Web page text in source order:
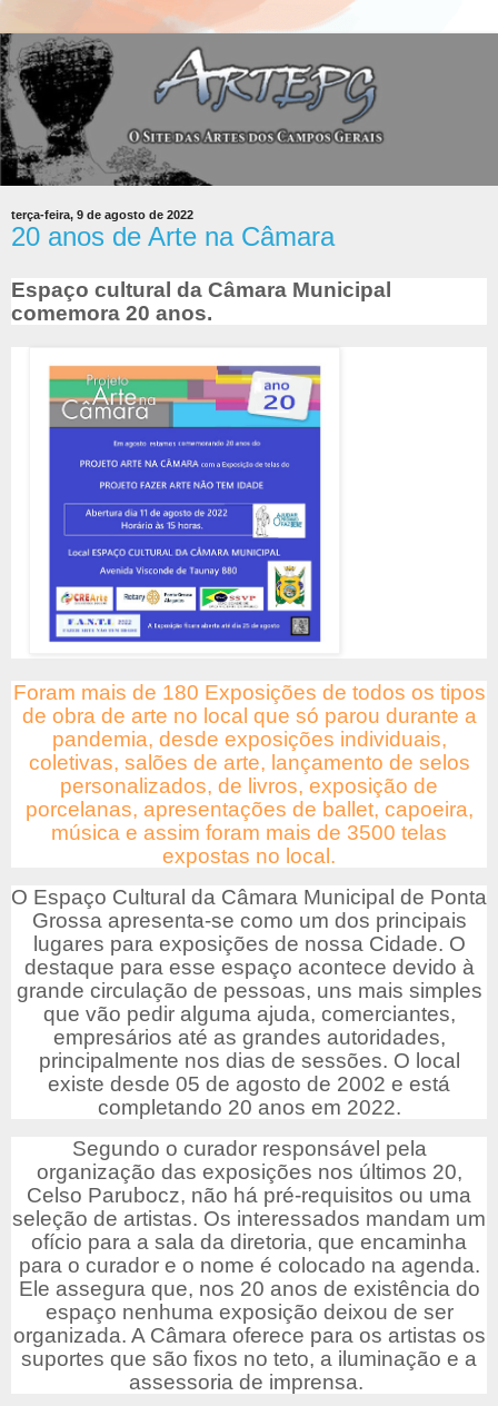
terça-feira, 9 de agosto de 2022
20 anos de Arte na Câmara
Espaço cultural da Câmara Municipal
comemora 20 anos.
Foram mais de 180 Exposições de todos os tipos
de obra de arte no local que só parou durante a
pandemia, desde exposições individuais,
coletivas, salões de arte, lançamento de selos
personalizados, de livros, exposição de
porcelanas, apresentações de ballet, capoeira,
música e assim foram mais de 3500 telas
expostas no local.
O Espaço Cultural da Câmara Municipal de Ponta
Grossa apresenta-se como um dos principais
lugares para exposições de nossa Cidade. O
destaque para esse espaço acontece devido à
grande circulação de pessoas, uns mais simples
que vão pedir alguma ajuda, comerciantes,
empresários até as grandes autoridades,
principalmente nos dias de sessões. O local
existe desde 05 de agosto de 2002 e está
completando 20 anos em 2022.
Segundo o curador responsável pela
organização das exposições nos últimos 20,
Celso Parubocz, não há pré-requisitos ou uma
seleção de artistas. Os interessados mandam um
ofício para a sala da diretoria, que encaminha
para o curador e o nome é colocado na agenda.
Ele assegura que, nos 20 anos de existência do
espaço nenhuma exposição deixou de ser
organizada. A Câmara oferece para os artistas os
suportes que são fixos no teto, a iluminação e a
assessoria de imprensa.